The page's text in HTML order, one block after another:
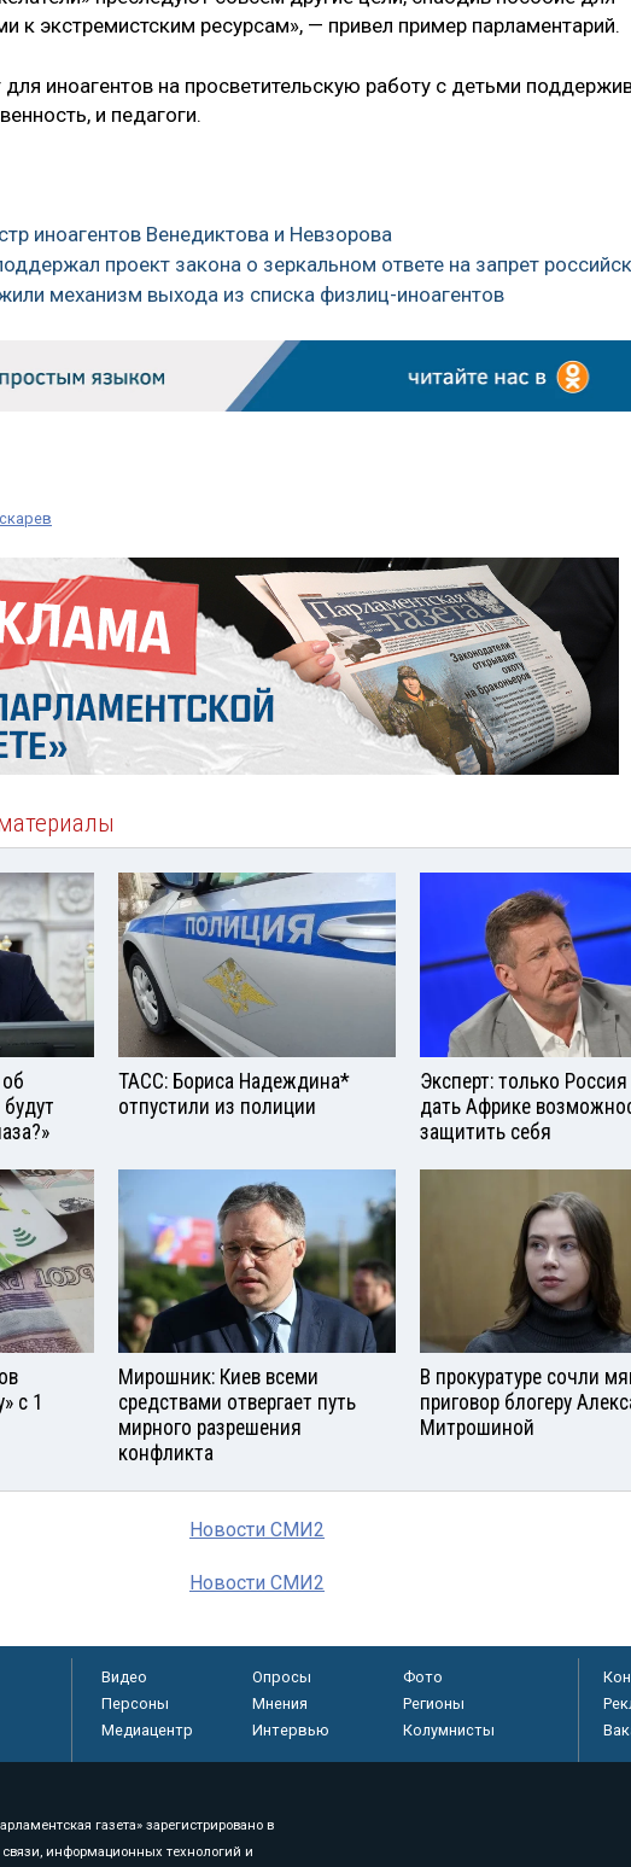
к экстремистским ресурсам», — привел пример парламентарий.
для иноагентов на просветительскую работу с детьми
и педагоги.
иноагентов Венедиктова и Невзорова
проект закона о зеркальном ответе на запрет
механизм выхода из списка физлиц-иноагентов
ТАСС: Бориса Надеждина*
отпустили из полиции
Эксперт: только
дать Африке
защитить себя
с 1
Мирошник: Киев всеми
средствами отвергает путь
мирного разрешения
конфликта
В прокуратуре сочли
приговор блогеру
Митрошиной
Новости СМИ2
Новости СМИ2
Видео Опросы
Фото
Персоны
Мнения
Регионы
Медиацентр
Интервью Колумнисты
газета» зарегистрировано в
информационных технологий и